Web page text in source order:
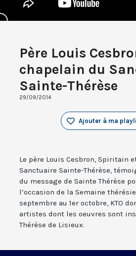
Père Louis
chapelain du
Sainte-Thérèse
29/09/2014
Ajouter à ma
Le père Louis Cesbron, Spiritain
Sanctuaire Sainte-Thérèse,
du message de Sainte Thérèse
l’occasion de la Semaine
septembre au 1er octobre, KTO
artistes dont les oeuvres sont
Thérèse de Lisieux.